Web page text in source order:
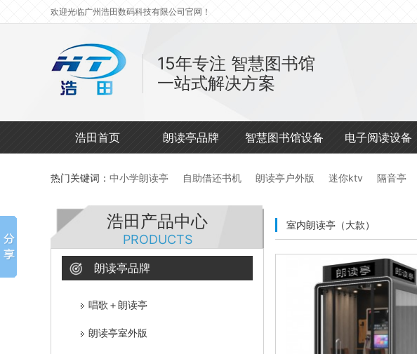
欢迎光临广州浩田数码科技有限公司官网！
15年专注 智慧图书馆
一站式解决方案
浩田首页 朗读亭品牌 智慧图书馆设备 电子阅读设备
热门关键词： 中小学朗读亭 自助借还书机 朗读亭户外版 迷你ktv 隔音亭
浩田产品中心
PRODUCTS
朗读亭品牌
唱歌＋朗读亭
朗读亭室外版
室内朗读亭（大款）